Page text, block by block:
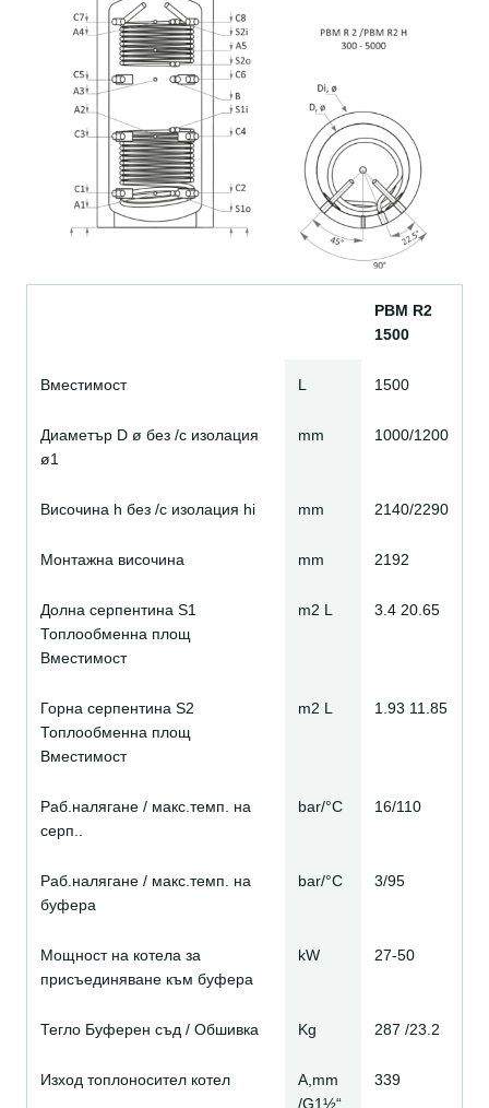
PBM R2
1500
Вместимост L 1500
Диаметър D ø без /с изолация
ø1
mm 1000/1200
Височина h без /с изолация hi mm 2140/2290
Монтажна височина mm 2192
Долна серпентина S1
Топлообменна площ
Вместимост
m2 L 3.4 20.65
Горна серпентина S2
Топлообменна площ
Вместимост
m2 L 1.93 11.85
Раб.налягане / макс.темп. на
серп..
bar/°C 16/110
Раб.налягане / макс.темп. на
буфера
bar/°C 3/95
Мощност на котела за
присъединяване към буфера
kW 27-50
Тегло Буферен съд / Обшивка Kg 287 /23.2
Изход топлоносител котел
A,mm
/G1½“
339